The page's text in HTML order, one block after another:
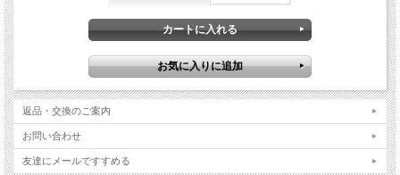
返品・交換のご案内
お問い合わせ
友達にメールですすめる